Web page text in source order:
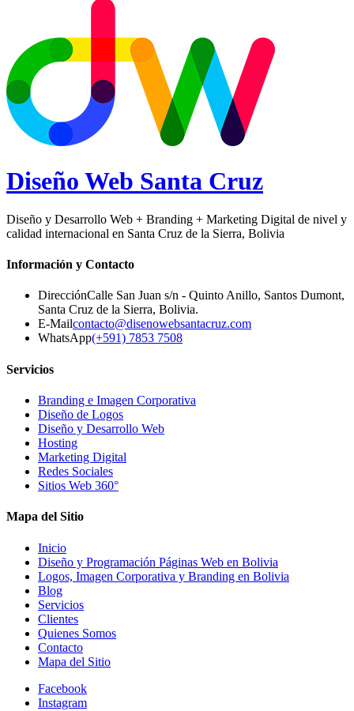
Diseño Web Santa Cruz
Diseño y Desarrollo Web + Branding + Marketing Digital de nivel y
calidad internacional en Santa Cruz de la Sierra, Bolivia
Información y Contacto
DirecciónCalle San Juan s/n - Quinto Anillo, Santos Dumont,
Santa Cruz de la Sierra, Bolivia.
E-Mailcontacto@disenowebsantacruz.com
WhatsApp(+591) 7853 7508
Servicios
Branding e Imagen Corporativa
Diseño de Logos
Diseño y Desarrollo Web
Hosting
Marketing Digital
Redes Sociales
Sitios Web 360°
Mapa del Sitio
Inicio
Diseño y Programación Páginas Web en Bolivia
Logos, Imagen Corporativa y Branding en Bolivia
Blog
Servicios
Clientes
Quienes Somos
Contacto
Mapa del Sitio
Facebook
Instagram